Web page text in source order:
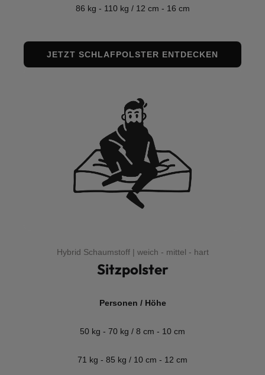
86 kg - 110 kg / 12 cm - 16 cm
JETZT SCHLAFPOLSTER ENTDECKEN
Hybrid Schaumstoff | weich - mittel - hart
Sitzpolster
Personen / Höhe
50 kg - 70 kg / 8 cm - 10 cm
71 kg - 85 kg / 10 cm - 12 cm